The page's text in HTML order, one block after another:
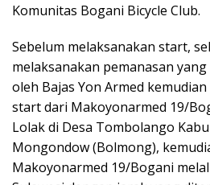
Komunitas Bogani Bicycle Club.
Sebelum melaksanakan start,
melaksanakan pemanasan
oleh Bajas Yon Armed
start dari Makoyonarmed 19/
Lolak di Desa Tombolango
Mongondow (Bolmong),
Makoyonarmed 19/Bogani